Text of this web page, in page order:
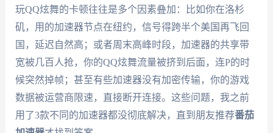
玩QQ炫舞的卡顿往往是多个因素叠加：比如你在洛杉
矶，用的加速器节点在纽约，信号得跨半个美国再飞回
国，延迟自然高；或者周末高峰时段，加速器的共享带
宽被几百人抢，你的QQ炫舞流量被挤到后面，连P的时
候突然掉帧；甚至有些加速器没有加密传输，你的游戏
数据被运营商限速，直接断开连接。这些问题，我之前
用了3款不同的加速器都没彻底解决，直到朋友推荐番茄